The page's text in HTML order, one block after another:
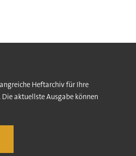
Heftarchiv für Ihre
aktuellste Ausgabe können